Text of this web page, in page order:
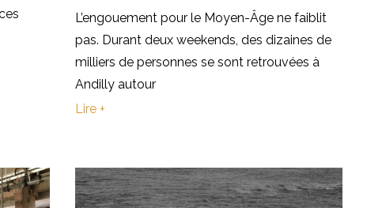
L’engouement pour le Moyen-Âge ne faiblit
pas. Durant deux weekends, des dizaines de
milliers de personnes se sont retrouvées à
Andilly autour
Lire +